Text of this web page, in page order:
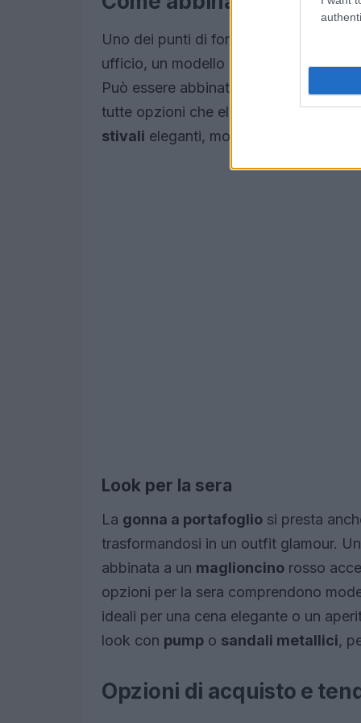
Uno dei punti di forza della gonna a
ufficio, un modello in pelle nera o
Può essere abbinato a
in
tutte opzioni che elevano l’outfit. Per
stivali eleganti, mocassini o ballerine,
Look per la sera
La gonna a portafoglio si presta
trasformandosi in un outfit glamour.
abbinata a un maglioncino rosso
opzioni per la sera comprendono
ideali per una cena elegante o un
look con pump o sandali metallici,
Opzioni di acquisto e